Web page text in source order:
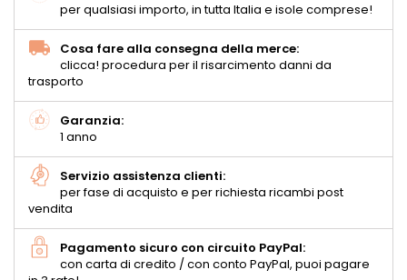
per qualsiasi importo, in tutta Italia e isole comprese!
Cosa fare alla consegna della merce:
clicca! procedura per il risarcimento danni da
trasporto
Garanzia:
1 anno
Servizio assistenza clienti:
per fase di acquisto e per richiesta ricambi post
vendita
Pagamento sicuro con circuito PayPal:
con carta di credito / con conto PayPal, puoi pagare